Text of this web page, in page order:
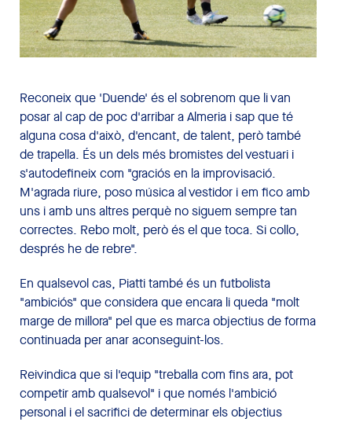
Reconeix que 'Duende' és el sobrenom que li van
posar al cap de poc d'arribar a Almeria i sap que té
alguna cosa d'això, d'encant, de talent, però també
de trapella. És un dels més bromistes del vestuari i
s'autodefineix com "graciós en la improvisació.
M'agrada riure, poso música al vestidor i em fico amb
uns i amb uns altres perquè no siguem sempre tan
correctes. Rebo molt, però és el que toca. Si collo,
després he de rebre".
En qualsevol cas, Piatti també és un futbolista
"ambiciós" que considera que encara li queda "molt
marge de millora" pel que es marca objectius de forma
continuada per anar aconseguint-los.
Reivindica que si l'equip "treballa com fins ara, pot
competir amb qualsevol" i que només l'ambició
personal i el sacrifici de determinar els objectius